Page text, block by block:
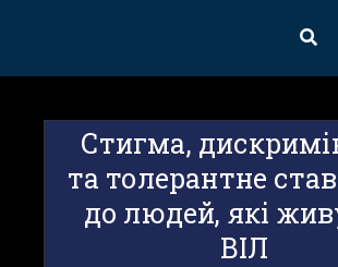
Стигма,
та толерантне
до людей, які
ВІЛ